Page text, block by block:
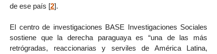
de ese país [2].
El centro de investigaciones BASE Investigaciones Sociales
sostiene que la derecha paraguaya es “una de las más
retrógradas, reaccionarias y serviles de América Latina,